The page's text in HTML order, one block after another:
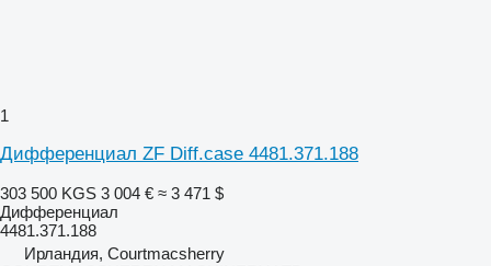
1
Дифференциал ZF Diff.case 4481.371.188
303 500 KGS 3 004 € ≈ 3 471 $
Дифференциал
4481.371.188
Ирландия, Courtmacsherry